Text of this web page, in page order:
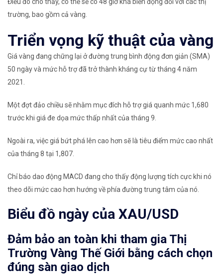
Điều đó cho thấy, có thể sẽ có 48 giờ khá biến động đối với các thị
trường, bao gồm cả vàng.
Triển vọng kỹ thuật của vàng
Giá vàng đang chững lại ở đường trung bình động đơn giản (SMA)
50 ngày và mức hỗ trợ đã trở thành kháng cự từ tháng 4 năm
2021.
Một đợt đảo chiều sẽ nhằm mục đích hỗ trợ giá quanh mức 1,680
trước khi giá đe dọa mức thấp nhất của tháng 9.
Ngoài ra, việc giá bứt phá lên cao hơn sẽ là tiêu điểm mức cao nhất
của tháng 8 tại 1,807.
Chỉ báo dao động MACD đang cho thấy động lượng tích cực khi nó
theo dõi mức cao hơn hướng về phía đường trung tâm của nó.
Biểu đồ ngày của XAU/USD
Đảm bảo an toàn khi tham gia Thị
Trường Vàng Thế Giới bằng cách chọn
đúng sàn giao dịch